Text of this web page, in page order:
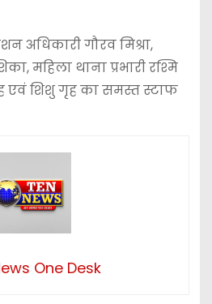
अधिकारी गौरव मिश्रा,
महिला थाना प्रभारी रश्मि
एवं शिशु गृह का समस्त स्टाफ
One Desk